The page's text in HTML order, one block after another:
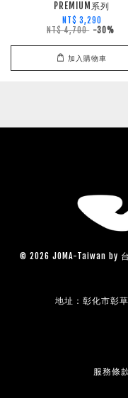
PREMIUM系列
NT$ 3,290
NT$ 4,700 -30%
加入購物車
© 2026 JOMA-Taiwan by
地址：彰化市彰
服務條款